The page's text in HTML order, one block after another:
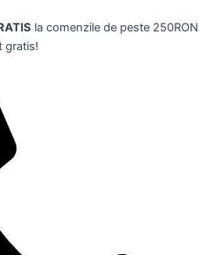
la comenzile de peste 250RON
gratis!